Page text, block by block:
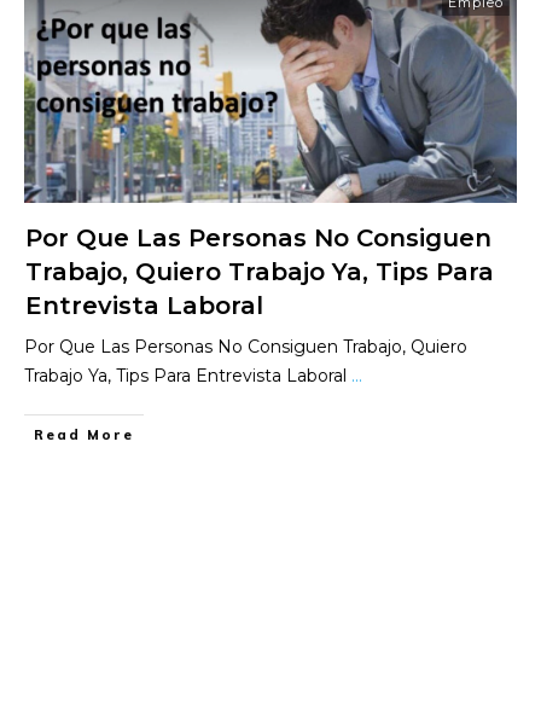
Por Que Las Personas No Consiguen
Trabajo, Quiero Trabajo Ya, Tips Para
Entrevista Laboral
Por Que Las Personas No Consiguen Trabajo, Quiero
Trabajo Ya, Tips Para Entrevista Laboral ...
​Read More